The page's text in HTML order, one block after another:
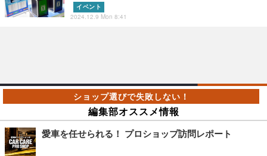
イベント
2024.12.9 Mon 8:41
編集部オススメ情報
愛車を任せられる！ プロショップ訪問レポート